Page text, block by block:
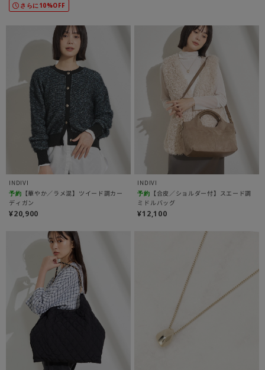
さらに10%OFF
INDIVI
予約 【華やか／ラメ混】ツイード調カー
ディガン
¥20,900
INDIVI
予約 【合皮／ショルダー付】スエード調
ミドルバッグ
¥12,100